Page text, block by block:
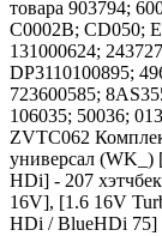
товара 903794;
C0002B; CD050;
131000624;
DP3110100895;
723600585;
106035; 50036;
ZVTC062
универсал
HDi] - 207
16V], [1.6 16V
HDi / BlueHDi 75]